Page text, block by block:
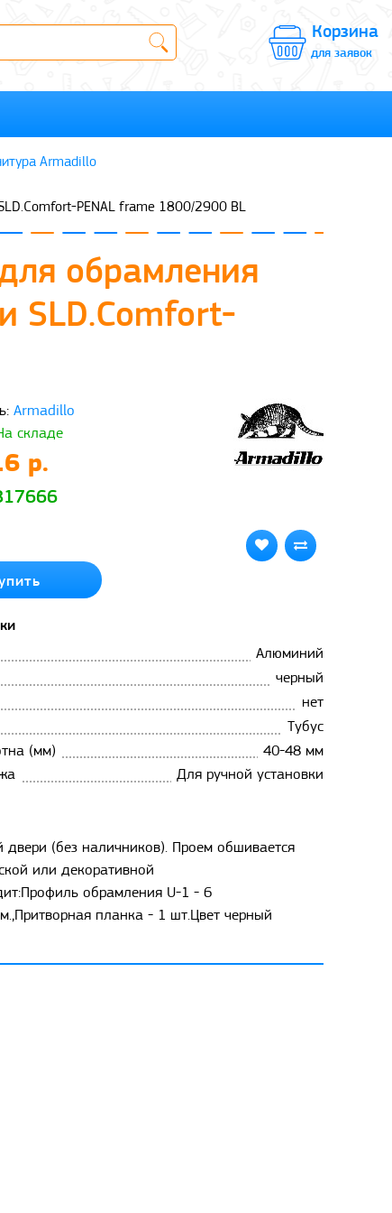
Корзина
для заявок
Armadillo
PENAL frame 1800/2900 BL
обрамления
SLD.Comfort-
Armadillo
складе
р.
Алюминий
черный
нет
Тубус
(мм)
40-48 мм
Для ручной установки
(без наличников). Проем обшивается
или декоративной
обрамления U-1 - 6
планка - 1 шт.Цвет черный